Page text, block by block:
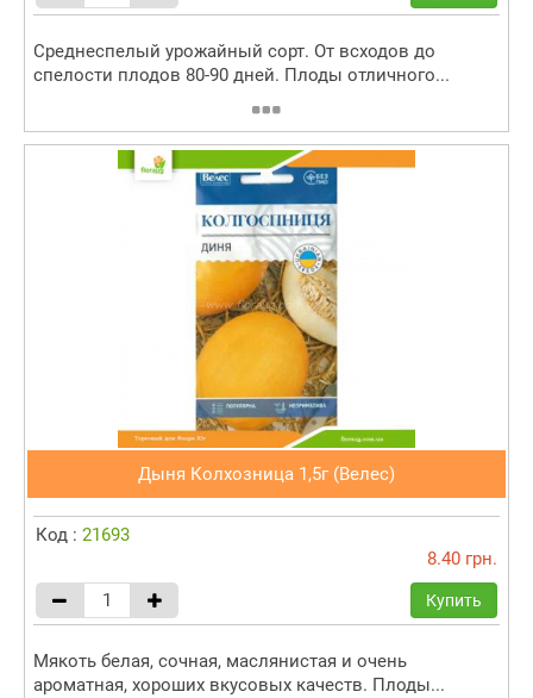
Среднеспелый урожайный сорт. От всходов до
спелости плодов 80-90 дней. Плоды отличного...
Дыня Колхозница 1,5г (Велес)
Код : 21693
8.40 грн.
Купить
Мякоть белая, сочная, маслянистая и очень
ароматная, хороших вкусовых качеств. Плоды...